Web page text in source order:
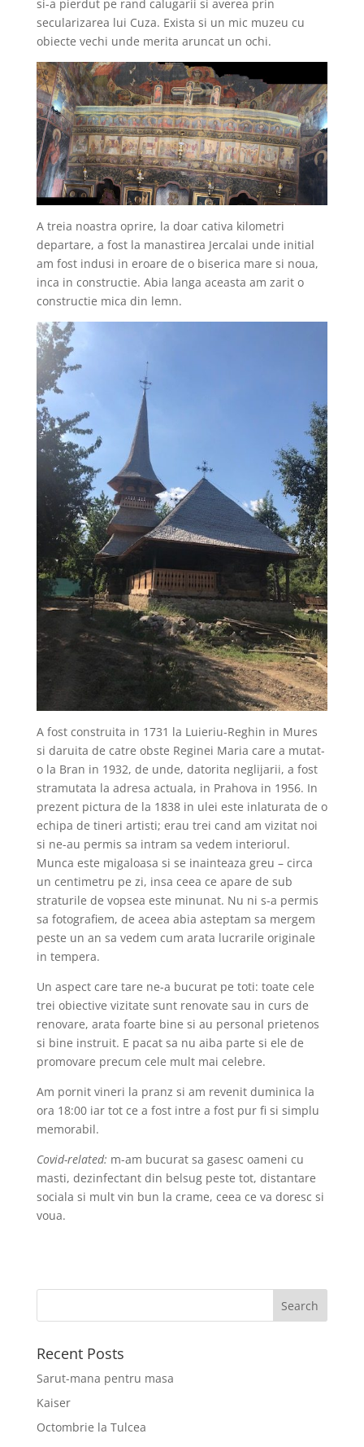
si-a pierdut pe rand calugarii si averea prin
secularizarea lui Cuza. Exista si un mic muzeu cu
obiecte vechi unde merita aruncat un ochi.
A treia noastra oprire, la doar cativa kilometri
departare, a fost la manastirea Jercalai unde initial
am fost indusi in eroare de o biserica mare si noua,
inca in constructie. Abia langa aceasta am zarit o
constructie mica din lemn.
A fost construita in 1731 la Luieriu-Reghin in Mures
si daruita de catre obste Reginei Maria care a mutat-
o la Bran in 1932, de unde, datorita neglijarii, a fost
stramutata la adresa actuala, in Prahova in 1956. In
prezent pictura de la 1838 in ulei este inlaturata de o
echipa de tineri artisti; erau trei cand am vizitat noi
si ne-au permis sa intram sa vedem interiorul.
Munca este migaloasa si se inainteaza greu – circa
un centimetru pe zi, insa ceea ce apare de sub
straturile de vopsea este minunat. Nu ni s-a permis
sa fotografiem, de aceea abia asteptam sa mergem
peste un an sa vedem cum arata lucrarile originale
in tempera.
Un aspect care tare ne-a bucurat pe toti: toate cele
trei obiective vizitate sunt renovate sau in curs de
renovare, arata foarte bine si au personal prietenos
si bine instruit. E pacat sa nu aiba parte si ele de
promovare precum cele mult mai celebre.
Am pornit vineri la pranz si am revenit duminica la
ora 18:00 iar tot ce a fost intre a fost pur fi si simplu
memorabil.
Covid-related: m-am bucurat sa gasesc oameni cu
masti, dezinfectant din belsug peste tot, distantare
sociala si mult vin bun la crame, ceea ce va doresc si
voua.
Recent Posts
Sarut-mana pentru masa
Kaiser
Octombrie la Tulcea